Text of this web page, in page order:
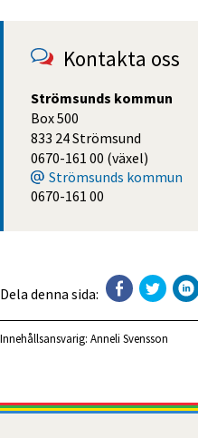
Kontakta oss
Strömsunds kommun
Box 500
833 24 Strömsund
0670-161 00 (växel)
Strömsunds kommun
0670-161 00
Dela denna sida:
Innehållsansvarig: Anneli Svensson